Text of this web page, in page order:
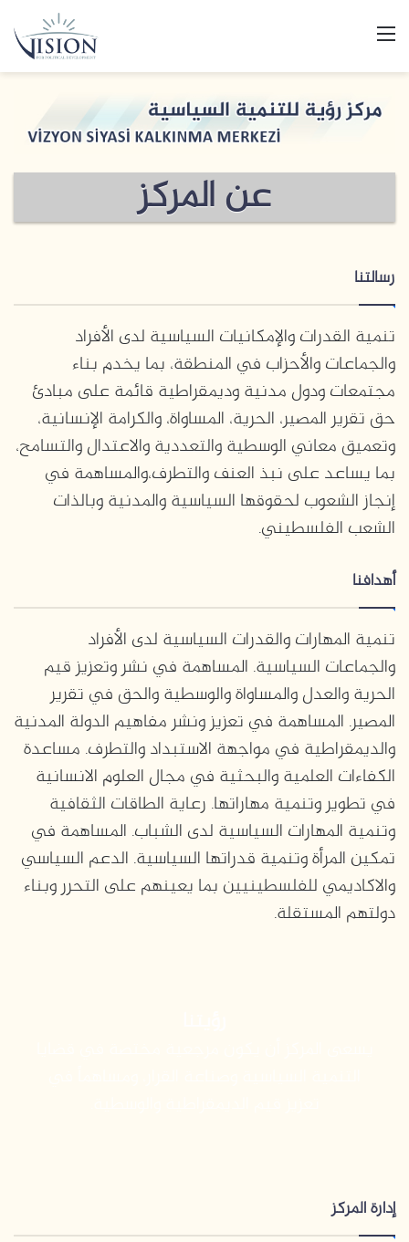
عن المركز
رسالتنا
تنمية القدرات والإمكانيات السياسية لدى الأفراد
والجماعات والأحزاب في المنطقة، بما يخدم بناء
مجتمعات ودول مدنية وديمقراطية قائمة على مبادئ
حق تقرير المصير، الحرية، المساواة، والكرامة الإنسانية،
وتعميق معاني الوسطية والتعددية والاعتدال والتسامح،
بما يساعد على نبذ العنف والتطرف،والمساهمة في
إنجاز الشعوب لحقوقها السياسية والمدنية وبالذات
الشعب الفلسطيني.
أهدافنا
تنمية المهارات والقدرات السياسية لدى الأفراد
والجماعات السياسية. المساهمة في نشر وتعزيز قيم
الحرية والعدل والمساواة والوسطية والحق في تقرير
المصير. المساهمة في تعزيز ونشر مفاهيم الدولة المدنية
والديمقراطية في مواجهة الاستبداد والتطرف. مساعدة
الكفاءات العلمية والبحثية في مجال العلوم الانسانية
في تطوير وتنمية مهاراتها. رعاية الطاقات الثقافية
وتنمية المهارات السياسية لدى الشباب. المساهمة في
تمكين المرأة وتنمية قدراتها السياسية. الدعم السياسي
والاكاديمي للفلسطينيين بما يعينهم على التحرر وبناء
دولتهم المستقلة.
إدارة المركز